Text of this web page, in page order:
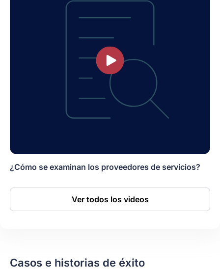
¿Cómo se examinan los proveedores de servicios?
Ver todos los videos
Casos e historias de éxito